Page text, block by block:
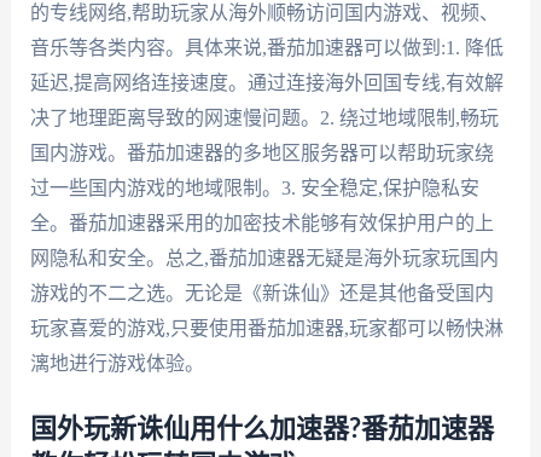
的专线网络,帮助玩家从海外顺畅访问国内游戏、视频、
音乐等各类内容。具体来说,番茄加速器可以做到:1. 降低
延迟,提高网络连接速度。通过连接海外回国专线,有效解
决了地理距离导致的网速慢问题。2. 绕过地域限制,畅玩
国内游戏。番茄加速器的多地区服务器可以帮助玩家绕
过一些国内游戏的地域限制。3. 安全稳定,保护隐私安
全。番茄加速器采用的加密技术能够有效保护用户的上
网隐私和安全。总之,番茄加速器无疑是海外玩家玩国内
游戏的不二之选。无论是《新诛仙》还是其他备受国内
玩家喜爱的游戏,只要使用番茄加速器,玩家都可以畅快淋
漓地进行游戏体验。
国外玩新诛仙用什么加速器?番茄加速器